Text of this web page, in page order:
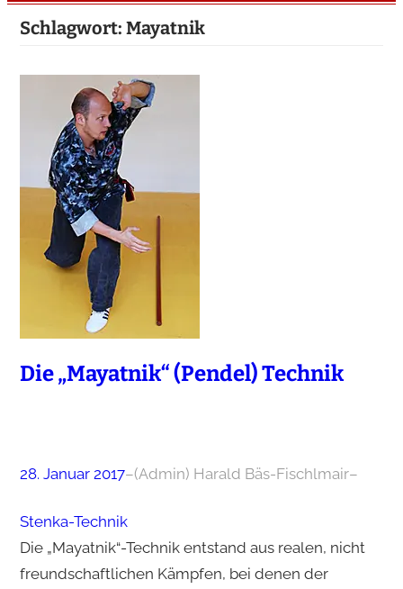
Schlagwort: Mayatnik
Die „Mayatnik“ (Pendel) Technik
28. Januar 2017–(Admin) Harald Bäs-Fischlmair–
Stenka-Technik
Die „Mayatnik“-Technik entstand aus realen, nicht
freundschaftlichen Kämpfen, bei denen der